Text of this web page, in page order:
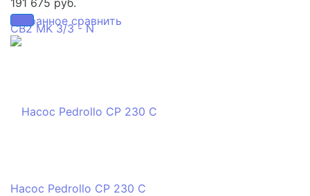
избранное сравнить
Насос Pedrollo CP 230 C